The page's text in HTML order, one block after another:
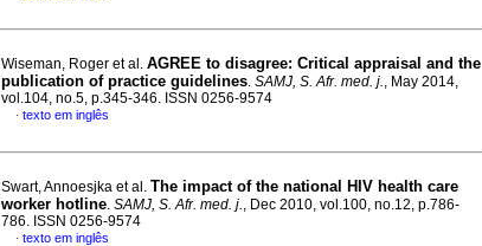
Wiseman, Roger et al. AGREE to disagree: Critical appraisal and the
publication of practice guidelines. SAMJ, S. Afr. med. j., May 2014,
vol.104, no.5, p.345-346. ISSN 0256-9574
· texto em inglês
Swart, Annoesjka et al. The impact of the national HIV health care
worker hotline. SAMJ, S. Afr. med. j., Dec 2010, vol.100, no.12, p.786-
786. ISSN 0256-9574
· texto em inglês